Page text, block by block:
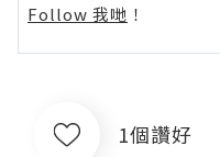
Follow 我哋 ！
1個讚好